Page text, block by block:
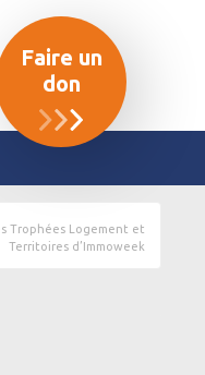
Faire un
don
Trophées Logement et
Territoires d’Immoweek